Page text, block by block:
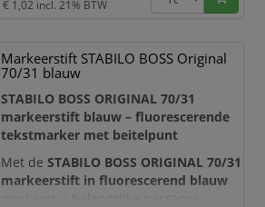
en duidelijke, strakke lijnen.
goede dekking en is geschikt voor
diverse toepassingen. De inkt schrijft
een pr
€ 1,02 incl. 21% BTW
Markeerstift STABILO BOSS Original
70/31 blauw
STABILO BOSS ORIGINAL 70/31
markeerstift blauw – fluorescerende
tekstmarker met beitelpunt
Met deSTABILO BOSS ORIGINAL 70/31
markeerstift in fluorescerend blauw